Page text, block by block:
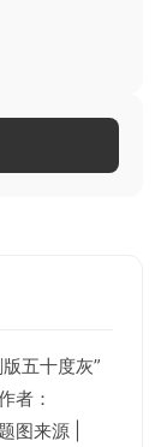
五十度灰”
者：
图来源 |